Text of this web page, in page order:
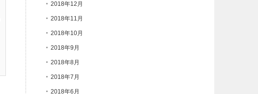
2018年12月
2018年11月
2018年10月
2018年9月
2018年8月
2018年7月
2018年6月